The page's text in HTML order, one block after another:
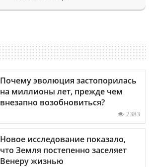
Почему эволюция застопорилась
на миллионы лет, прежде чем
внезапно возобновиться?
2383
Новое исследование показало,
что Земля постепенно заселяет
Венеру жизнью